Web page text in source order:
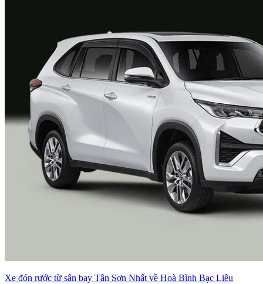
Xe đón rước từ sân bay Tân Sơn Nhất về Hoà Bình Bạc Liêu